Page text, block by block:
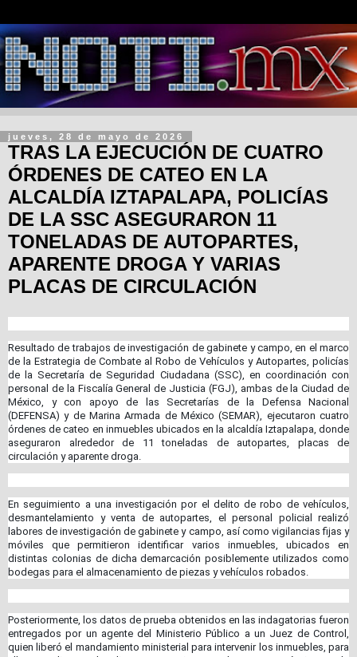
jueves, 28 de mayo de 2026
TRAS LA EJECUCIÓN DE CUATRO
ÓRDENES DE CATEO EN LA
ALCALDÍA IZTAPALAPA, POLICÍAS
DE LA SSC ASEGURARON 11
TONELADAS DE AUTOPARTES,
APARENTE DROGA Y VARIAS
PLACAS DE CIRCULACIÓN
Resultado de trabajos de investigación de gabinete y campo, en el marco
de la Estrategia de Combate al Robo de Vehículos y Autopartes, policías
de la Secretaría de Seguridad Ciudadana (SSC), en coordinación con
personal de la Fiscalía General de Justicia (FGJ), ambas de la Ciudad de
México, y con apoyo de las Secretarías de la Defensa Nacional
(DEFENSA) y de Marina Armada de México (SEMAR), ejecutaron cuatro
órdenes de cateo en inmuebles ubicados en la alcaldía Iztapalapa, donde
aseguraron alrededor de 11 toneladas de autopartes, placas de
circulación y aparente droga.
En seguimiento a una investigación por el delito de robo de vehículos,
desmantelamiento y venta de autopartes, el personal policial realizó
labores de investigación de gabinete y campo, así como vigilancias fijas y
móviles que permitieron identificar varios inmuebles, ubicados en
distintas colonias de dicha demarcación posiblemente utilizados como
bodegas para el almacenamiento de piezas y vehículos robados.
Posteriormente, los datos de prueba obtenidos en las indagatorias fueron
entregados por un agente del Ministerio Público a un Juez de Control,
quien liberó el mandamiento ministerial para intervenir los inmuebles, para